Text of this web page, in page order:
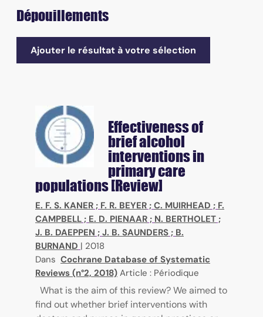
Dépouillements
Ajouter le résultat à votre sélection
Effectiveness of
brief alcohol
interventions in
primary care
populations [Review]
E. F. S. KANER ; F. R. BEYER ; C. MUIRHEAD ; F.
CAMPBELL ; E. D. PIENAAR ; N. BERTHOLET ;
J. B. DAEPPEN ; J. B. SAUNDERS ; B.
BURNAND | 2018
Dans Cochrane Database of Systematic
Reviews (n°2, 2018) Article : Périodique
What is the aim of this review? We aimed to
find out whether brief interventions with